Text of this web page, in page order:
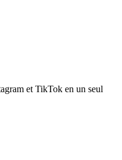
et TikTok en un seul